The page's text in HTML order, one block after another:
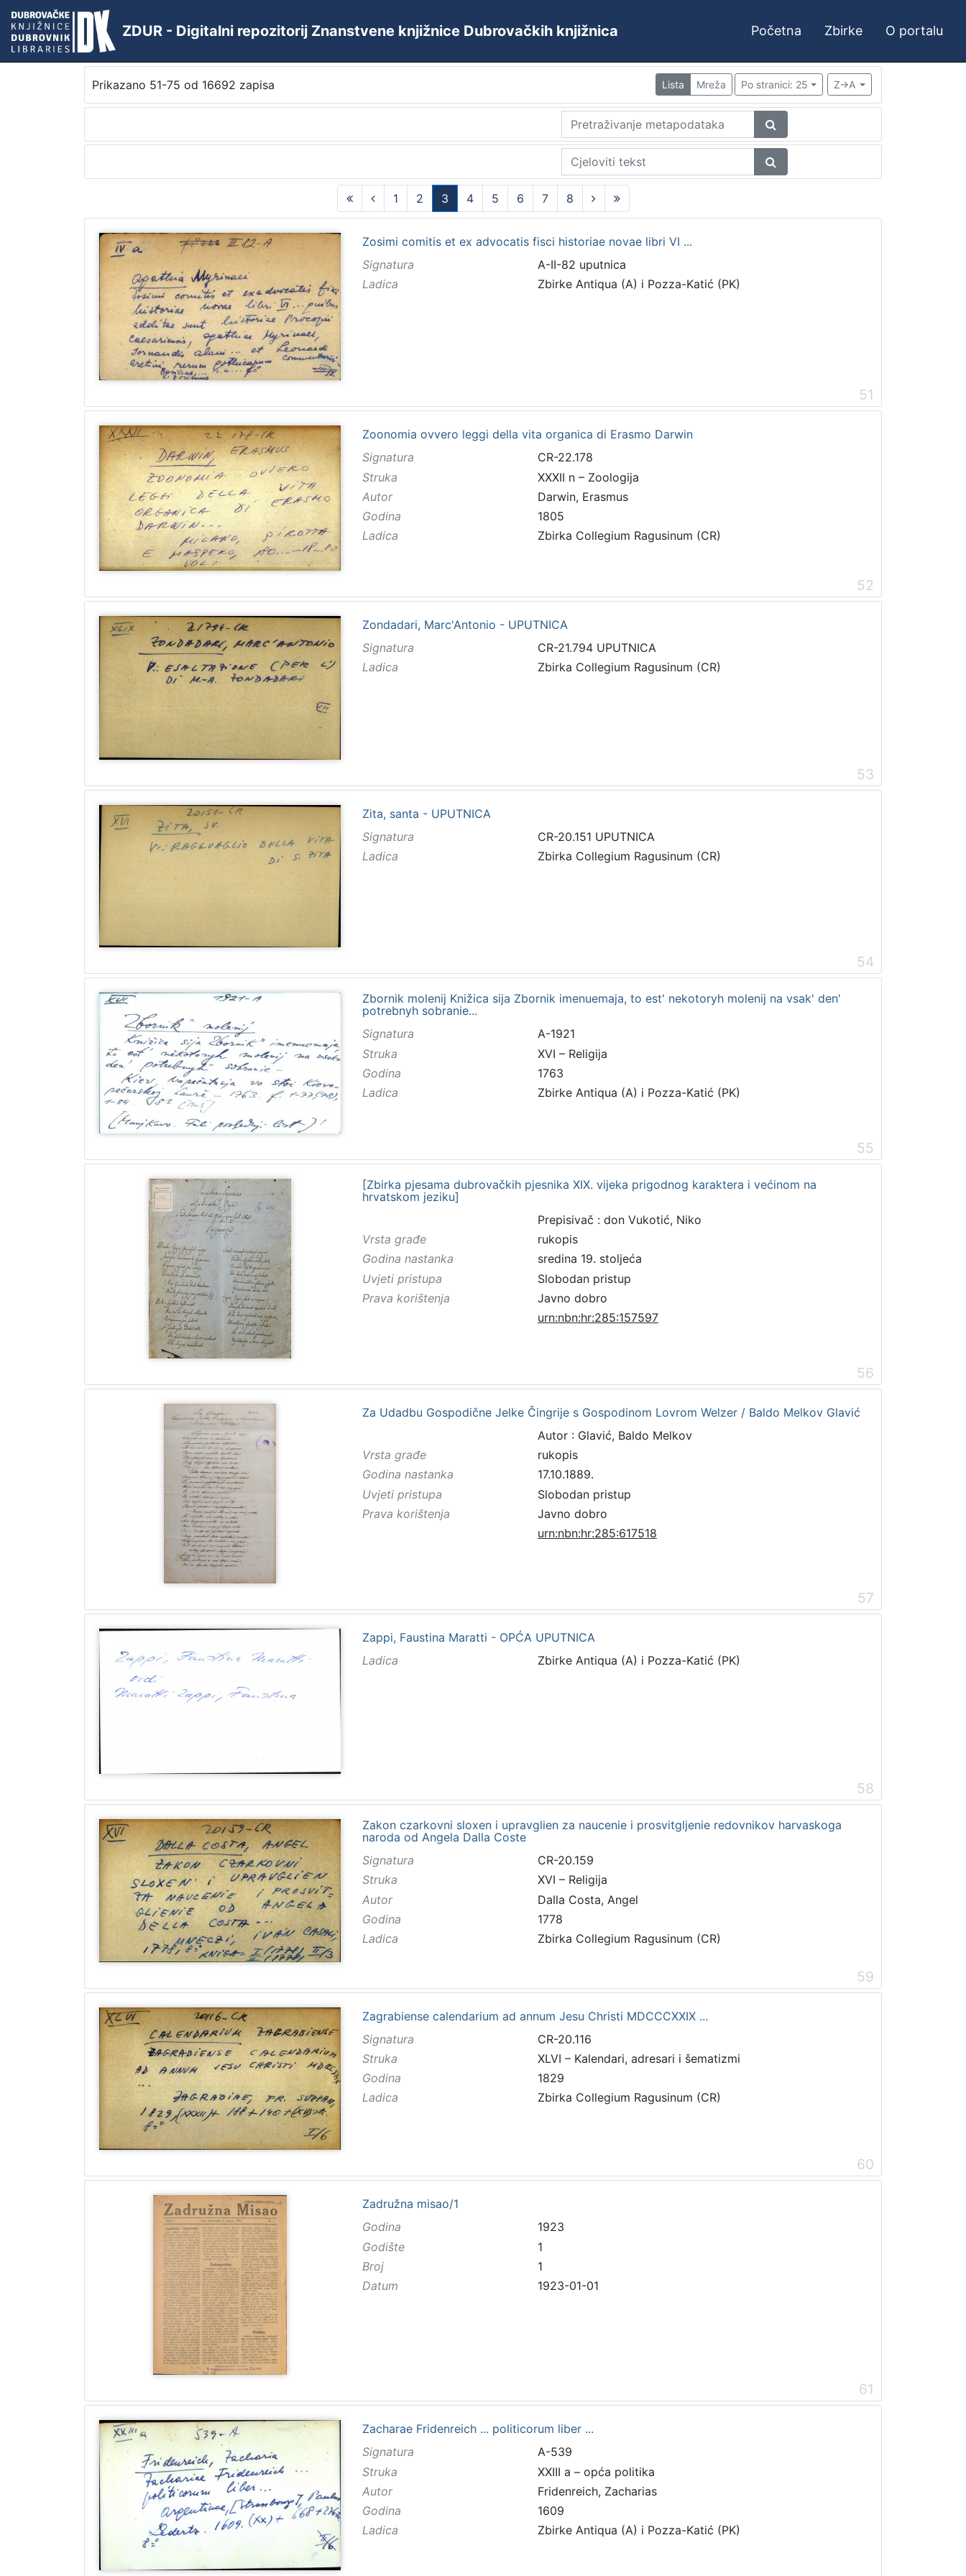
ZDUR - Digitalni repozitorij Znanstvene knjižnice Dubrovačkih knjižnica Početna Zbirke O portalu
Prikazano 51-75 od 16692 zapisa Lista Mreža Po stranici: 25 Z->A
1 2
3
(current)
4 5 6 7 8
Zosimi comitis et ex advocatis fisci historiae novae libri VI ...
Signatura
A-II-82 uputnica
Ladica
Zbirke Antiqua (A) i Pozza-Katić (PK)
51
Zoonomia ovvero leggi della vita organica di Erasmo Darwin
Signatura
CR-22.178
Struka
XXXII n – Zoologija
Autor
Darwin, Erasmus
Godina
1805
Ladica
Zbirka Collegium Ragusinum (CR)
52
Zondadari, Marc'Antonio - UPUTNICA
Signatura
CR-21.794 UPUTNICA
Ladica
Zbirka Collegium Ragusinum (CR)
53
Zita, santa - UPUTNICA
Signatura
CR-20.151 UPUTNICA
Ladica
Zbirka Collegium Ragusinum (CR)
54
Zbornik molenij Knižica sija Zbornik imenuemaja, to est' nekotoryh molenij na vsak' den'
potrebnyh sobranie...
Signatura
A-1921
Struka
XVI – Religija
Godina
1763
Ladica
Zbirke Antiqua (A) i Pozza-Katić (PK)
55
[Zbirka pjesama dubrovačkih pjesnika XIX. vijeka prigodnog karaktera i većinom na
hrvatskom jeziku]
Prepisivač : don Vukotić, Niko
Vrsta građe
rukopis
Godina nastanka
sredina 19. stoljeća
Uvjeti pristupa
Slobodan pristup
Prava korištenja
Javno dobro
urn:nbn:hr:285:157597
56
Za Udadbu Gospodične Jelke Čingrije s Gospodinom Lovrom Welzer / Baldo Melkov Glavić
Autor : Glavić, Baldo Melkov
Vrsta građe
rukopis
Godina nastanka
17.10.1889.
Uvjeti pristupa
Slobodan pristup
Prava korištenja
Javno dobro
urn:nbn:hr:285:617518
57
Zappi, Faustina Maratti - OPĆA UPUTNICA
Ladica
Zbirke Antiqua (A) i Pozza-Katić (PK)
58
Zakon czarkovni sloxen i upravglien za naucenie i prosvitgljenie redovnikov harvaskoga
naroda od Angela Dalla Coste
Signatura
CR-20.159
Struka
XVI – Religija
Autor
Dalla Costa, Angel
Godina
1778
Ladica
Zbirka Collegium Ragusinum (CR)
59
Zagrabiense calendarium ad annum Jesu Christi MDCCCXXIX ...
Signatura
CR-20.116
Struka
XLVI – Kalendari, adresari i šematizmi
Godina
1829
Ladica
Zbirka Collegium Ragusinum (CR)
60
Zadružna misao/1
Godina
1923
Godište
1
Broj
1
Datum
1923-01-01
61
Zacharae Fridenreich ... politicorum liber ...
Signatura
A-539
Struka
XXIII a – opća politika
Autor
Fridenreich, Zacharias
Godina
1609
Ladica
Zbirke Antiqua (A) i Pozza-Katić (PK)